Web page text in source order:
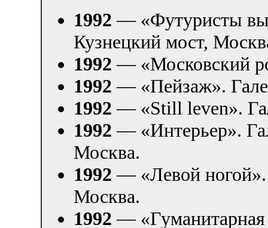
1992 — «Футуристы
Кузнецкий мост,
1992 — «Московский
1992 — «Пейзаж».
1992 — «Still leven».
1992 — «Интерьер».
Москва.
1992 — «Левой ногой».
Москва.
1992 —